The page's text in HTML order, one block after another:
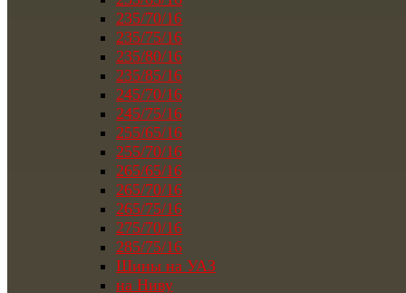
235/70/16
235/75/16
235/80/16
235/85/16
245/70/16
245/75/16
255/65/16
255/70/16
265/65/16
265/70/16
265/75/16
275/70/16
285/75/16
Шины на УАЗ
на Ниву